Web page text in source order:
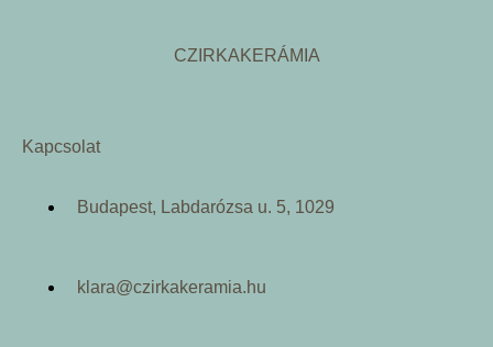
CZIRKAKERÁMIA
Kapcsolat
Budapest, Labdarózsa u. 5, 1029
klara@czirkakeramia.hu